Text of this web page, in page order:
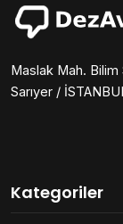
Maslak Mah.
Sarıyer /
Kategoriler